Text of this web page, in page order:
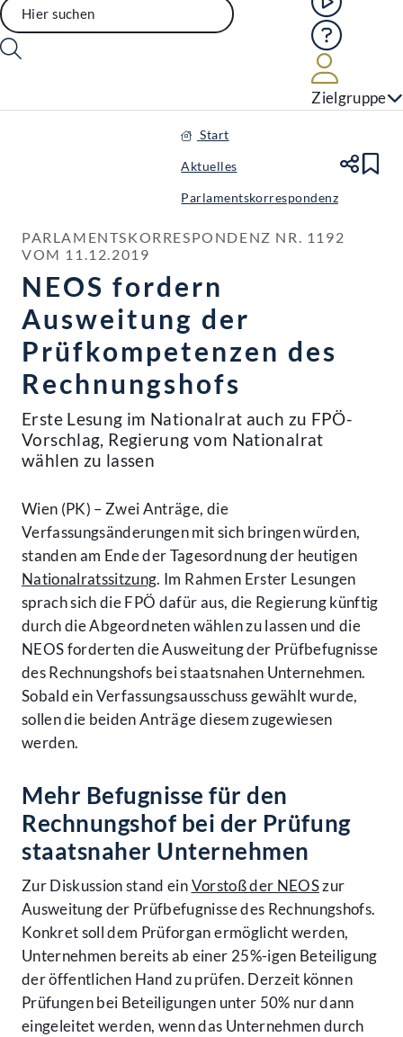
Hilfe
Zielgruppe
Start
Aktuelles
Parlamentskorrespondenz
PARLAMENTSKORRESPONDENZ NR. 1192
VOM 11.12.2019
NEOS fordern
Ausweitung der
Prüfkompetenzen des
Rechnungshofs
Erste Lesung im Nationalrat auch zu FPÖ-
Vorschlag, Regierung vom Nationalrat
wählen zu lassen
Wien (PK) – Zwei Anträge, die
Verfassungsänderungen mit sich bringen würden,
standen am Ende der Tagesordnung der heutigen
Nationalratssitzung. Im Rahmen Erster Lesungen
sprach sich die FPÖ dafür aus, die Regierung künftig
durch die Abgeordneten wählen zu lassen und die
NEOS forderten die Ausweitung der Prüfbefugnisse
des Rechnungshofs bei staatsnahen Unternehmen.
Sobald ein Verfassungsausschuss gewählt wurde,
sollen die beiden Anträge diesem zugewiesen
werden.
Mehr Befugnisse für den
Rechnungshof bei der Prüfung
staatsnaher Unternehmen
Zur Diskussion stand einVorstoß der NEOSzur
Ausweitung der Prüfbefugnisse des Rechnungshofs.
Konkret soll dem Prüforgan ermöglicht werden,
Unternehmen bereits ab einer 25%-igen Beteiligung
der öffentlichen Hand zu prüfen. Derzeit können
Prüfungen bei Beteiligungen unter 50% nur dann
eingeleitet werden, wenn das Unternehmen durch